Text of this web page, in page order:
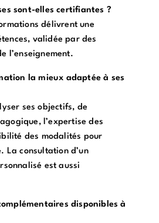
sont-elles certifiantes ?
délivrent une
validée par des
l’enseignement.
la mieux adaptée à ses
ses objectifs, de
l’expertise des
des modalités pour
La consultation d’un
est aussi
disponibles à